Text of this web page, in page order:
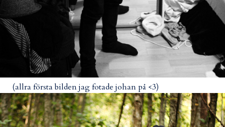
(allra första bilden jag fotade johan på <3)